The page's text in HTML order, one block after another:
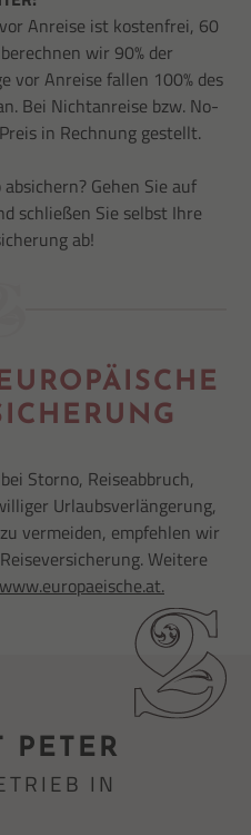
Anreise ist kostenfrei, 60
wir 90% der
vor Anreise fallen 100% des
Bei Nichtanreise bzw. No-
in Rechnung gestellt.
Gehen Sie auf
schließen Sie selbst Ihre
ab!
Storno, Reiseabbruch,
Urlaubsverlängerung,
vermeiden, empfehlen wir
Weitere
www.europaeische.at.
PETER
IN